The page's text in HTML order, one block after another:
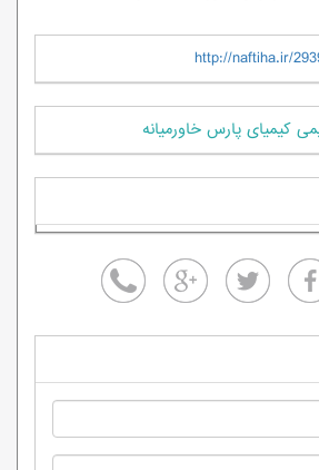
http://naftiha.ir/
کیمیای پارس خاورمیانه